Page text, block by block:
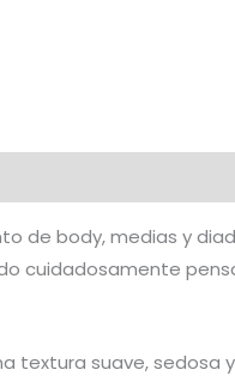
de body, medias y
cuidadosamente
textura suave,